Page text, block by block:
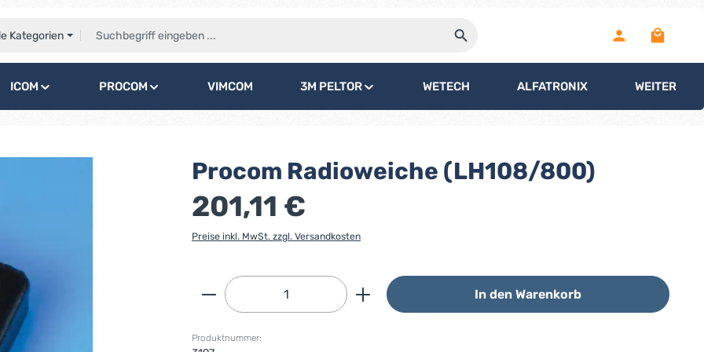
Kategorien
ICOM PROCOM VIMCOM 3M PELTOR WETECH ALFATRONIX WEITERE
Procom Radioweiche (LH108/800)
201,11 €
Preise inkl. MwSt. zzgl. Versandkosten
Produkt Anzahl: Gib den gewünschten Wert ein oder
In den Warenkorb
Produktnummer: